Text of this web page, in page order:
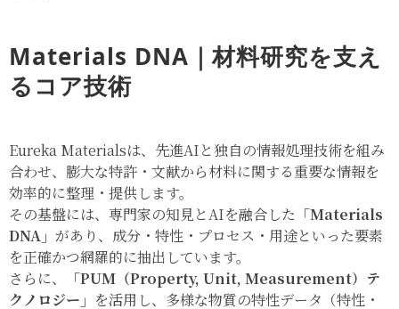
Materials DNA｜材料研究を支え
るコア技術
Eureka Materialsは、先進AIと独自の情報処理技術を組み
合わせ、膨大な特許・文献から材料に関する重要な情報を
効率的に整理・提供します。
その基盤には、専門家の知見とAIを融合した 「Materials
DNA」 があり、成分・特性・プロセス・用途といった要素
を正確かつ網羅的に抽出しています。
さらに、
「PUM（Property, Unit, Measurement）テ
クノロジー」 を活用し、多様な物質の特性データ（特性・